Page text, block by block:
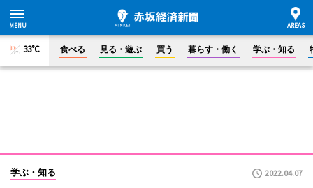
33°C 食べる 見る・遊ぶ 買う 暮らす・働く 学ぶ・知る
学ぶ・知る 2022.04.07